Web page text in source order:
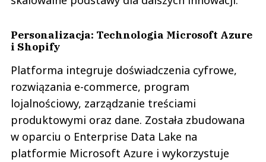
Personalizacja: Technologia Microsoft Azure
i Shopify
Platforma integruje doświadczenia cyfrowe,
rozwiązania e-commerce, program
lojalnościowy, zarządzanie treściami
produktowymi oraz dane. Została zbudowana
w oparciu o Enterprise Data Lake na
platformie Microsoft Azure i wykorzystuje